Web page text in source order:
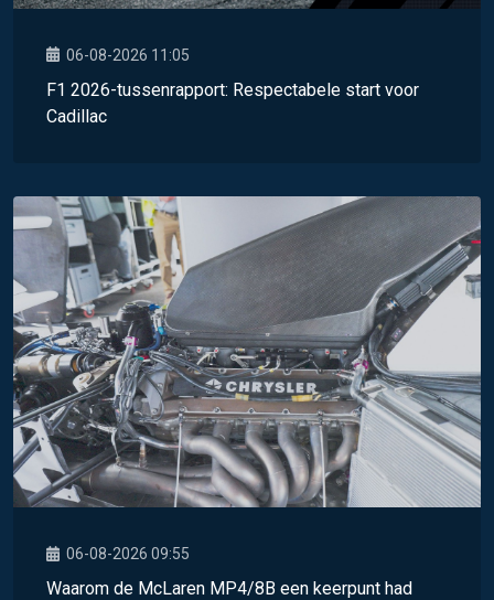
06-08-2026 11:05
F1 2026-tussenrapport: Respectabele start voor
Cadillac
06-08-2026 09:55
Waarom de McLaren MP4/8B een keerpunt had